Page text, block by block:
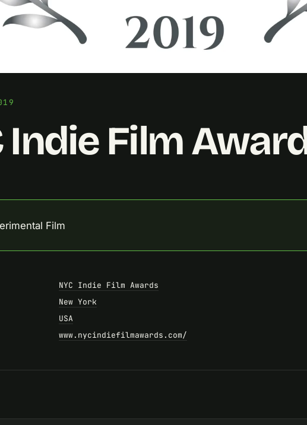
Indie Film
Film
NYC Indie Film Awards
New York
USA
www.nycindiefilmawards.com/